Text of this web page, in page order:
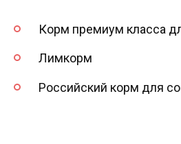
Корм премиум класса
Лимкорм
Российский корм для